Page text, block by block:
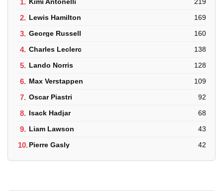
2. Lewis Hamilton 169
3. George Russell 160
4. Charles Leclerc 138
5. Lando Norris 128
6. Max Verstappen 109
7. Oscar Piastri 92
8. Isack Hadjar 68
9. Liam Lawson 43
10.Pierre Gasly 42